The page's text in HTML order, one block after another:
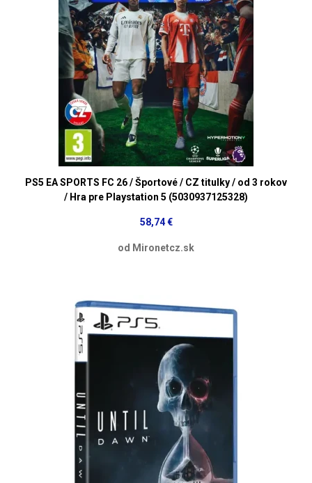
PS5 EA SPORTS FC 26 / Športové / CZ titulky / od 3 rokov
/ Hra pre Playstation 5 (5030937125328)
58,74 €
od Mironetcz.sk